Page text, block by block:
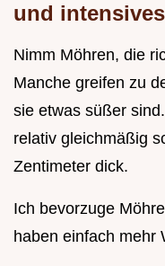
und
Nimm Möhren, die
Manche greifen zu
sie etwas süßer
relativ gleichmäßig
Zentimeter dick.
Ich bevorzuge
haben einfach mehr